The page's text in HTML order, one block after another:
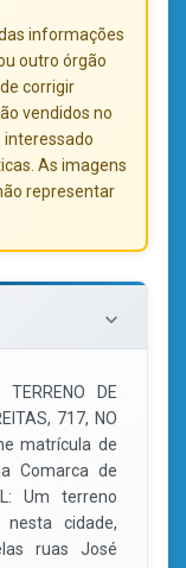
informações
outro órgão
corrigir
vendidos no
interessado
As imagens
representar
keyboard_arrow_down
DE
717, NO
matrícula de
Comarca de
Um terreno
cidade,
ruas José